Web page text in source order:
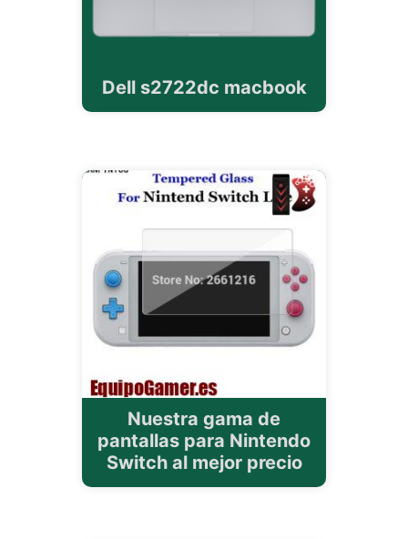
Dell s2722dc macbook
Nuestra gama de
pantallas para Nintendo
Switch al mejor precio